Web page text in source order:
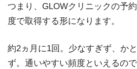
つまり、GLOWクリニックの予
度で取得する形になります。
約2ヵ月に1回。少なすぎず、か
ず。通いやすい頻度といえるの